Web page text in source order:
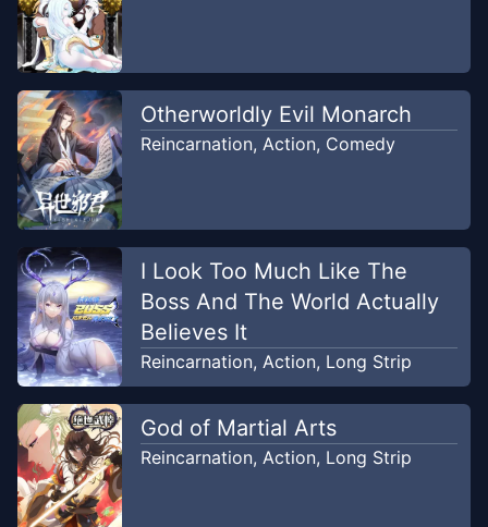
Otherworldly Evil Monarch
Reincarnation, Action, Comedy
I Look Too Much Like The
Boss And The World Actually
Believes It
Reincarnation, Action, Long Strip
God of Martial Arts
Reincarnation, Action, Long Strip